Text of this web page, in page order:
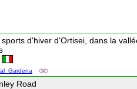
d'hiver d'Ortisei, dans la
Road